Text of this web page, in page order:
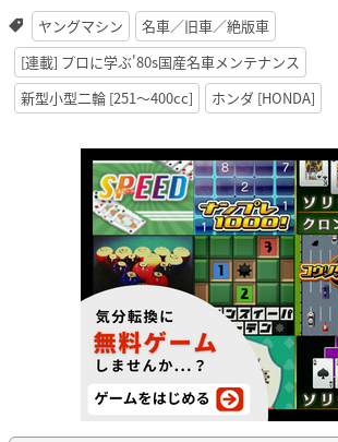
ヤングマシン
名車／旧車／絶版車
[連載] プロに学ぶ'80s国産名車メンテナンス
新型小型二輪 [251〜400cc]
ホンダ [HONDA]